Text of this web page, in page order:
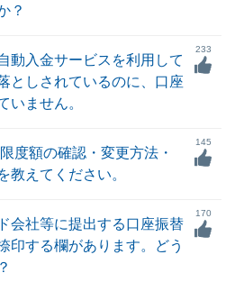
？
動入金サービスを利用して
としされているのに、口座
いません。
233
度額の確認・変更方法・
教えてください。
145
会社等に提出する口座振替
印する欄があります。どう
170